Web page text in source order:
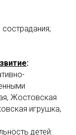
:
Жостовская
игрушка,
детей: